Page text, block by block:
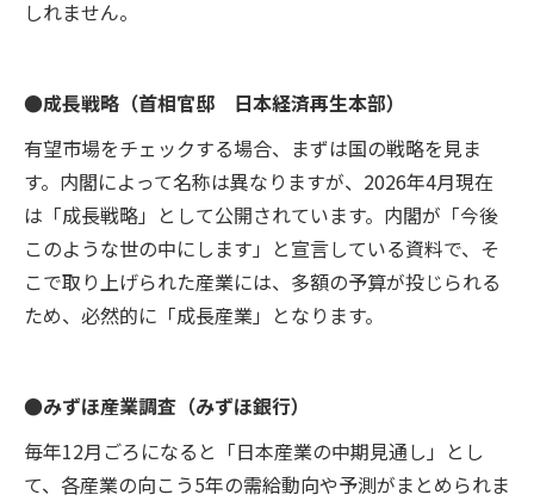
しれません。
●成長戦略（首相官邸 日本経済再生本部）
有望市場をチェックする場合、まずは国の戦略を見ま
す。内閣によって名称は異なりますが、2026年4月現在
は「成長戦略」として公開されています。内閣が「今後
このような世の中にします」と宣言している資料で、そ
こで取り上げられた産業には、多額の予算が投じられる
ため、必然的に「成長産業」となります。
●みずほ産業調査（みずほ銀行）
毎年12月ごろになると「日本産業の中期見通し」とし
て、各産業の向こう5年の需給動向や予測がまとめられま